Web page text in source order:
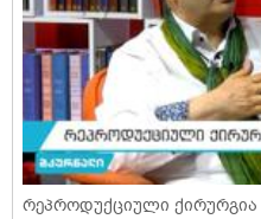
რეპროდუქციული ქირურგია